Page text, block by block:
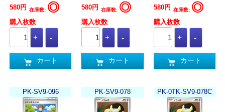
580円 在庫数: ◎
購入枚数
カート
580円 在庫数: ◎
購入枚数
カート
580円 在庫数: ◎
購入枚数
カート
PK-SV9-096 PK-SV9-078 PK-0TK-SV9-078C